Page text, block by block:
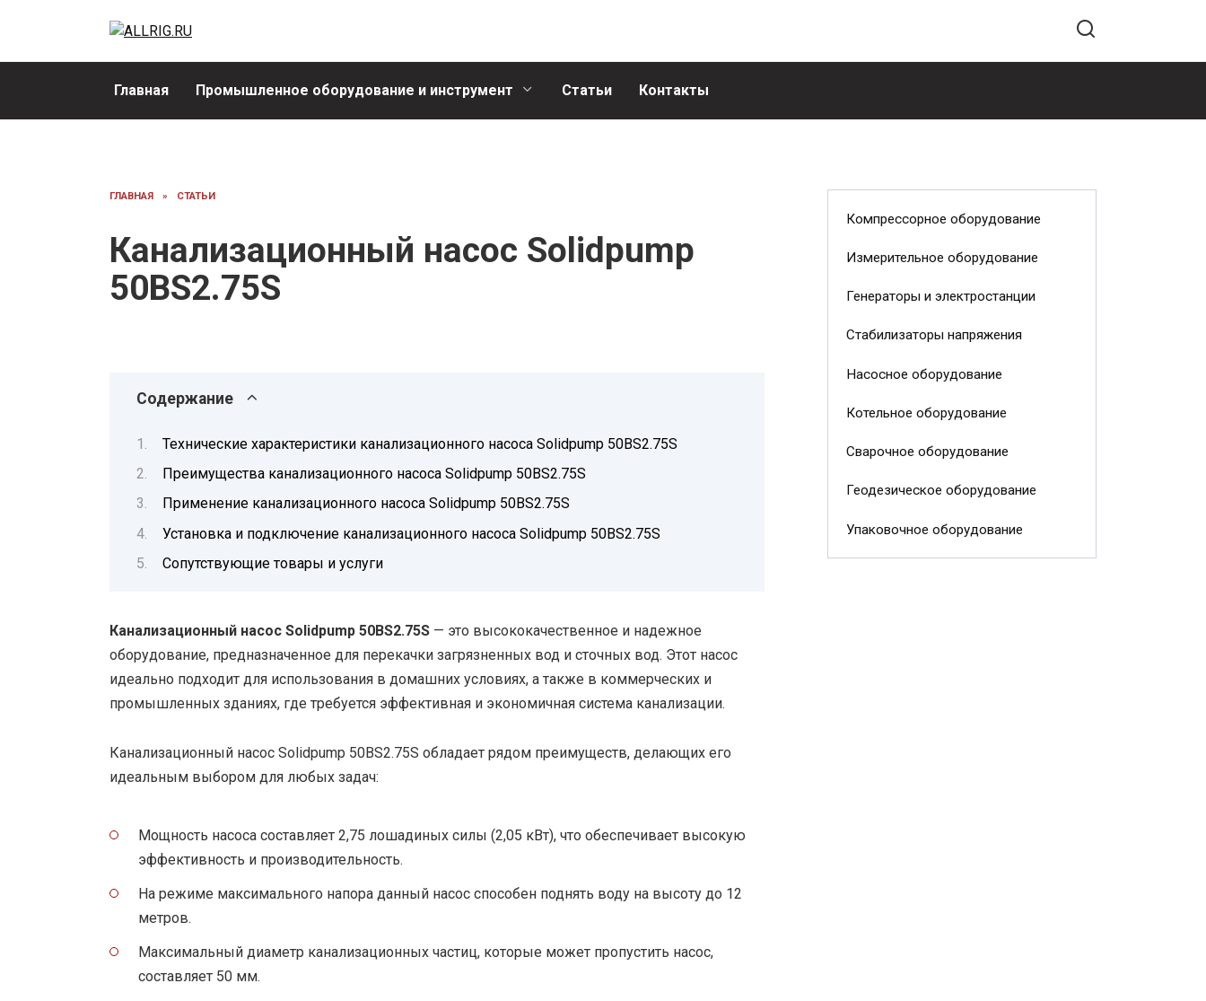
Главная Промышленное оборудование и инструмент Статьи Контакты
ГЛАВНАЯ » СТАТЬИ
Канализационный насос Solidpump
50BS2.75S
Содержание
Технические характеристики канализационного насоса Solidpump 50BS2.75S
Преимущества канализационного насоса Solidpump 50BS2.75S
Применение канализационного насоса Solidpump 50BS2.75S
Установка и подключение канализационного насоса Solidpump 50BS2.75S
Сопутствующие товары и услуги
Канализационный насос Solidpump 50BS2.75S — это высококачественное и надежное
оборудование, предназначенное для перекачки загрязненных вод и сточных вод. Этот насос
идеально подходит для использования в домашних условиях, а также в коммерческих и
промышленных зданиях, где требуется эффективная и экономичная система канализации.
Канализационный насос Solidpump 50BS2.75S обладает рядом преимуществ, делающих его
идеальным выбором для любых задач:
Мощность насоса составляет 2,75 лошадиных силы (2,05 кВт), что обеспечивает высокую
эффективность и производительность.
На режиме максимального напора данный насос способен поднять воду на высоту до 12
метров.
Максимальный диаметр канализационных частиц, которые может пропустить насос,
составляет 50 мм.
Компрессорное оборудование
Измерительное оборудование
Генераторы и электростанции
Стабилизаторы напряжения
Насосное оборудование
Котельное оборудование
Сварочное оборудование
Геодезическое оборудование
Упаковочное оборудование